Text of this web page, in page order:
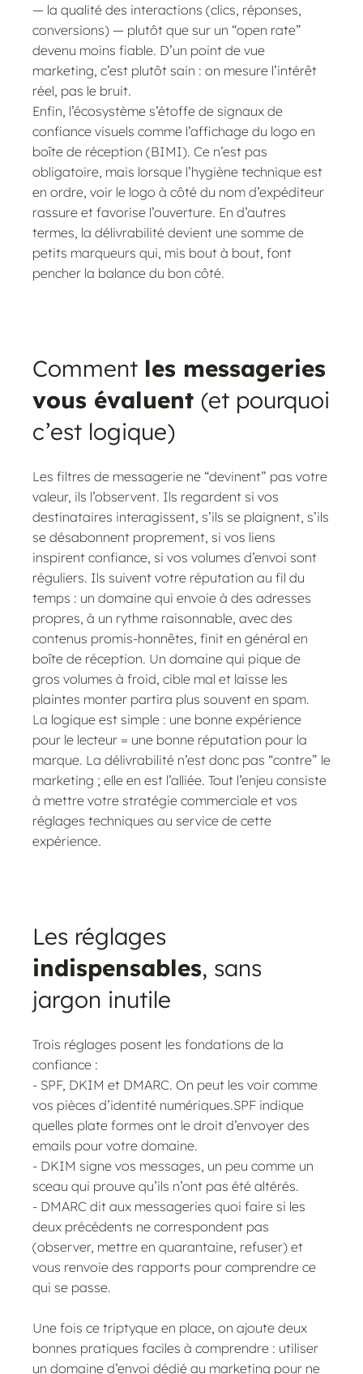
— la qualité des interactions (clics, réponses,
conversions) — plutôt que sur un “open rate”
devenu moins fiable. D’un point de vue
marketing, c’est plutôt sain : on mesure l’intérêt
réel, pas le bruit.
Enfin, l’écosystème s’étoffe de signaux de
confiance visuels comme l’affichage du logo en
boîte de réception (BIMI). Ce n’est pas
obligatoire, mais lorsque l’hygiène technique est
en ordre, voir le logo à côté du nom d’expéditeur
rassure et favorise l’ouverture. En d’autres
termes, la délivrabilité devient une somme de
petits marqueurs qui, mis bout à bout, font
pencher la balance du bon côté.
Comment les messageries
vous évaluent (et pourquoi
c’est logique)
Les filtres de messagerie ne “devinent” pas votre
valeur, ils l’observent. Ils regardent si vos
destinataires interagissent, s’ils se plaignent, s’ils
se désabonnent proprement, si vos liens
inspirent confiance, si vos volumes d’envoi sont
réguliers. Ils suivent votre réputation au fil du
temps : un domaine qui envoie à des adresses
propres, à un rythme raisonnable, avec des
contenus promis-honnêtes, finit en général en
boîte de réception. Un domaine qui pique de
gros volumes à froid, cible mal et laisse les
plaintes monter partira plus souvent en spam.
La logique est simple : une bonne expérience
pour le lecteur = une bonne réputation pour la
marque. La délivrabilité n’est donc pas “contre” le
marketing ; elle en est l’alliée. Tout l’enjeu consiste
à mettre votre stratégie commerciale et vos
réglages techniques au service de cette
expérience.
Les réglages
indispensables, sans
jargon inutile
Trois réglages posent les fondations de la
confiance :
- SPF, DKIM et DMARC. On peut les voir comme
vos pièces d’identité numériques.SPF indique
quelles plate formes ont le droit d’envoyer des
emails pour votre domaine.
- DKIM signe vos messages, un peu comme un
sceau qui prouve qu’ils n’ont pas été altérés.
- DMARC dit aux messageries quoi faire si les
deux précédents ne correspondent pas
(observer, mettre en quarantaine, refuser) et
vous renvoie des rapports pour comprendre ce
qui se passe.
Une fois ce triptyque en place, on ajoute deux
bonnes pratiques faciles à comprendre : utiliser
un domaine d’envoi dédié au marketing pour ne